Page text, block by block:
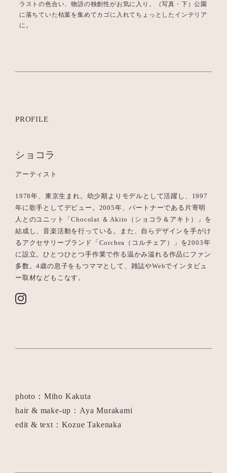
ラストの色合い、物語の独創性がお気に入り。（写真・下）公園
に落ちていた枯葉を集めてカゴに入れてちょっとしたインテリア
に。
PROFILE
ショコラ
アーティスト
1978年、東京生まれ。幼少期よりモデルとして活躍し、1997
年に歌手としてデビュー。2005年、パートナーである片寄明
人とのユニット「Chocolat ＆ Akito（ショコラ＆アキト）」を
結成し、音楽活動を行っている。また、自らデザインを手がけ
るアクセサリーブランド「Corchea（コルチェア）」を2003年
に設立。ひとつひとつ手作業で作る温かみ溢れる作品にファン
多数。4歳の息子をもつママとして、雑誌やWebでインタビュ
ー取材などもこなす。
photo：Miho Kakuta
hair & make-up：Aya Murakami
edit & text：Kozue Takenaka